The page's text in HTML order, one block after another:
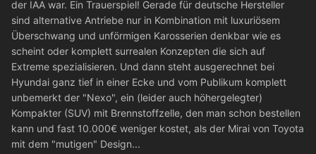
der IAA war. Ein Trauerspiel! Gerade für deutsche Hersteller
sind alternative Antriebe nur in Kombination mit luxuriösem
Überschwang und unförmigen Karosserien denkbar wie es
scheint oder komplett surrealen Konzepten die sich auf
Extreme spezialisieren. Und dann steht ausgerechnet bei
Hyundai ganz tief in einer Ecke und vom Publikum komplett
unbemerkt der "Nexo", ein (leider auch höhergelegter)
Kompakter (SUV) mit Brennstoffzelle, den man schon bestellen
kann und fast 10.000€ weniger kostet, als der Mirai von Toyota
mit dem "mutigen" Design...